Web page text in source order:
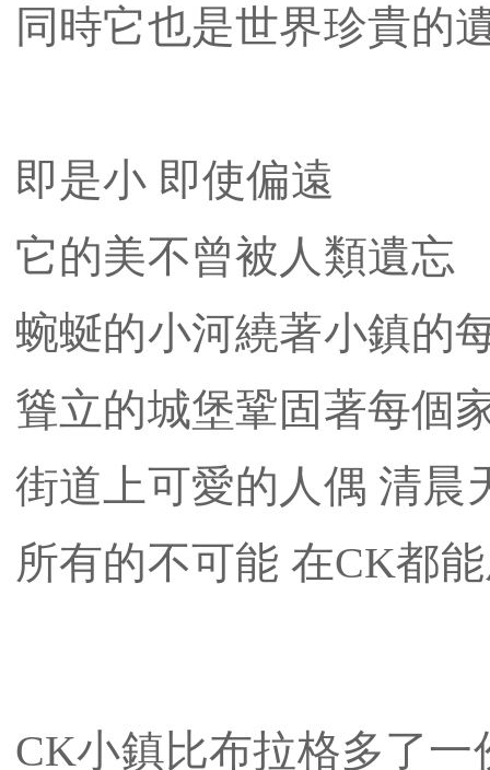
同時它也是世界珍貴的
即是小 即使偏遠
它的美不曾被人類遺忘
蜿蜒的小河繞著小鎮的
聳立的城堡鞏固著每個
街道上可愛的人偶 清晨
所有的不可能 在CK都
CK小鎮比布拉格多了一